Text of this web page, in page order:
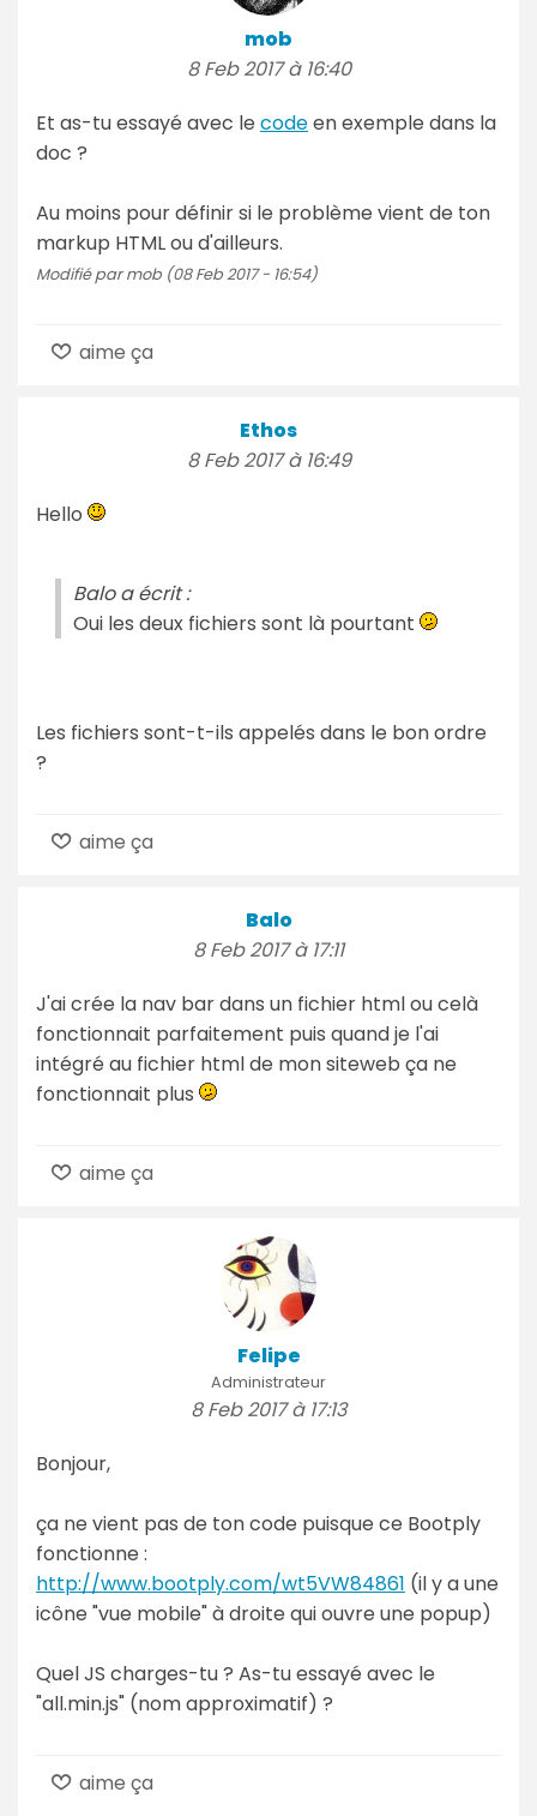
mob
8 Feb 2017 à 16:40
Et as-tu essayé avec le codeen exemple dans la
doc ?
Au moins pour définir si le problème vient de ton
markup HTML ou d'ailleurs.
Modifié par mob (08 Feb 2017 - 16:54)
aime ça
Ethos
8 Feb 2017 à 16:49
Hello
Balo a écrit :
Oui les deux fichiers sont là pourtant
Les fichiers sont-t-ils appelés dans le bon ordre
?
aime ça
Balo
8 Feb 2017 à 17:11
J'ai crée la nav bar dans un fichier html ou celà
fonctionnait parfaitement puis quand je l'ai
intégré au fichier html de mon siteweb ça ne
fonctionnait plus
aime ça
Felipe
Administrateur
8 Feb 2017 à 17:13
Bonjour,
ça ne vient pas de ton code puisque ce Bootply
fonctionne :
http://www.bootply.com/wt5VW84861 (il y a une
icône "vue mobile" à droite qui ouvre une popup)
Quel JS charges-tu ? As-tu essayé avec le
"all.min.js" (nom approximatif) ?
aime ça